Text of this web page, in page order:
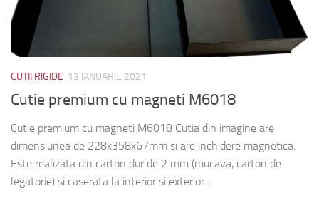
CUTII RIGIDE 13 IANUARIE 2021
Cutie premium cu magneti M6018
Cutie premium cu magneti M6018 Cutia din imagine are
dimensiunea de 228x358x67mm si are inchidere magnetica.
Este realizata din carton dur de 2 mm (mucava, carton de
legatorie) si caserata la interior si exterior...